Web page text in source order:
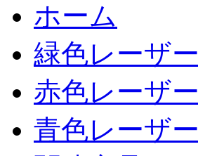
ホーム
緑色レーザー
赤色レーザー
青色レーザー